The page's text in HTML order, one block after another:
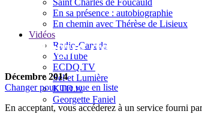
Saint Charles de Foucauld
En sa présence : autobiographie
En chemin avec Thérèse de Lisieux
Vidéos
Radio-Canada
YouTube
ECDQ.TV
Sel et Lumière
KTO.tv
Georgette Faniel
Le blogue de Jacques
Décembre 2014
Changer pour une vue en liste
En acceptant, vous accéderez à un service fourni